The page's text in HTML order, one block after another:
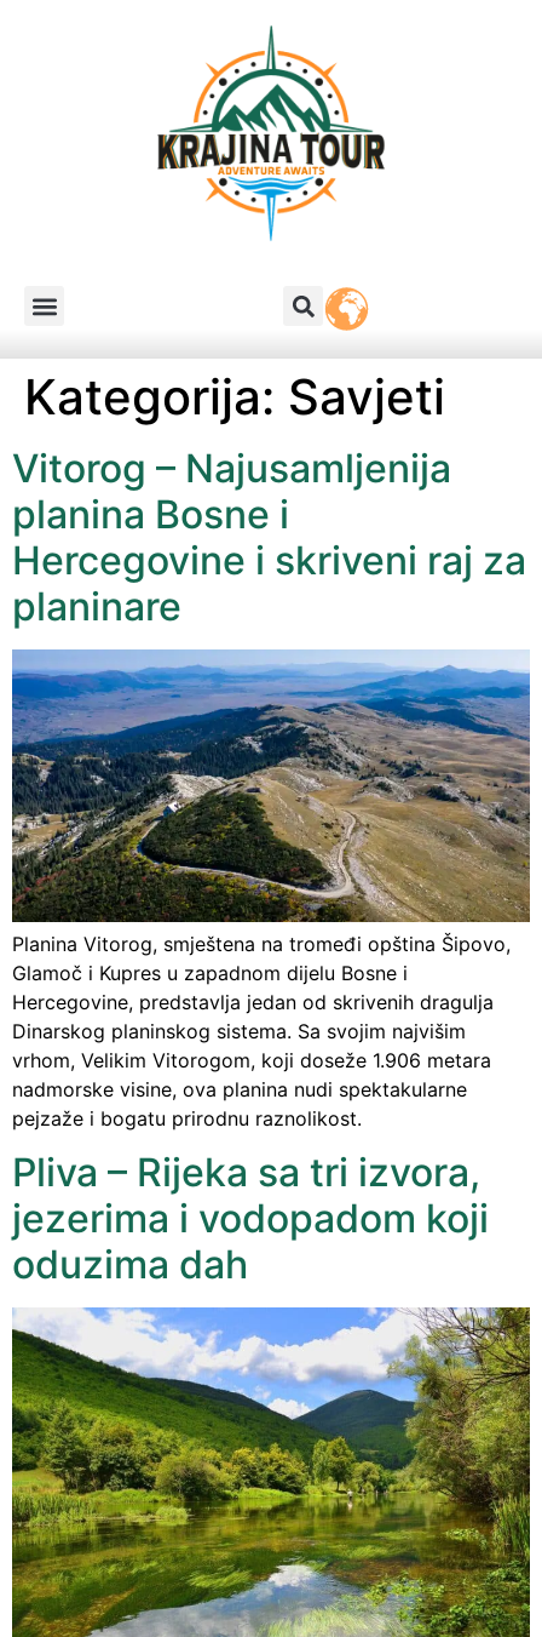
Kategorija: Savjeti
Vitorog – Najusamljenija
planina Bosne i
Hercegovine i skriveni raj za
planinare
Planina Vitorog, smještena na tromeđi opština Šipovo,
Glamoč i Kupres u zapadnom dijelu Bosne i
Hercegovine, predstavlja jedan od skrivenih dragulja
Dinarskog planinskog sistema. Sa svojim najvišim
vrhom, Velikim Vitorogom, koji doseže 1.906 metara
nadmorske visine, ova planina nudi spektakularne
pejzaže i bogatu prirodnu raznolikost.
Pliva – Rijeka sa tri izvora,
jezerima i vodopadom koji
oduzima dah